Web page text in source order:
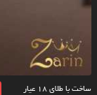
ساخت با طلای ۱۸ عیار